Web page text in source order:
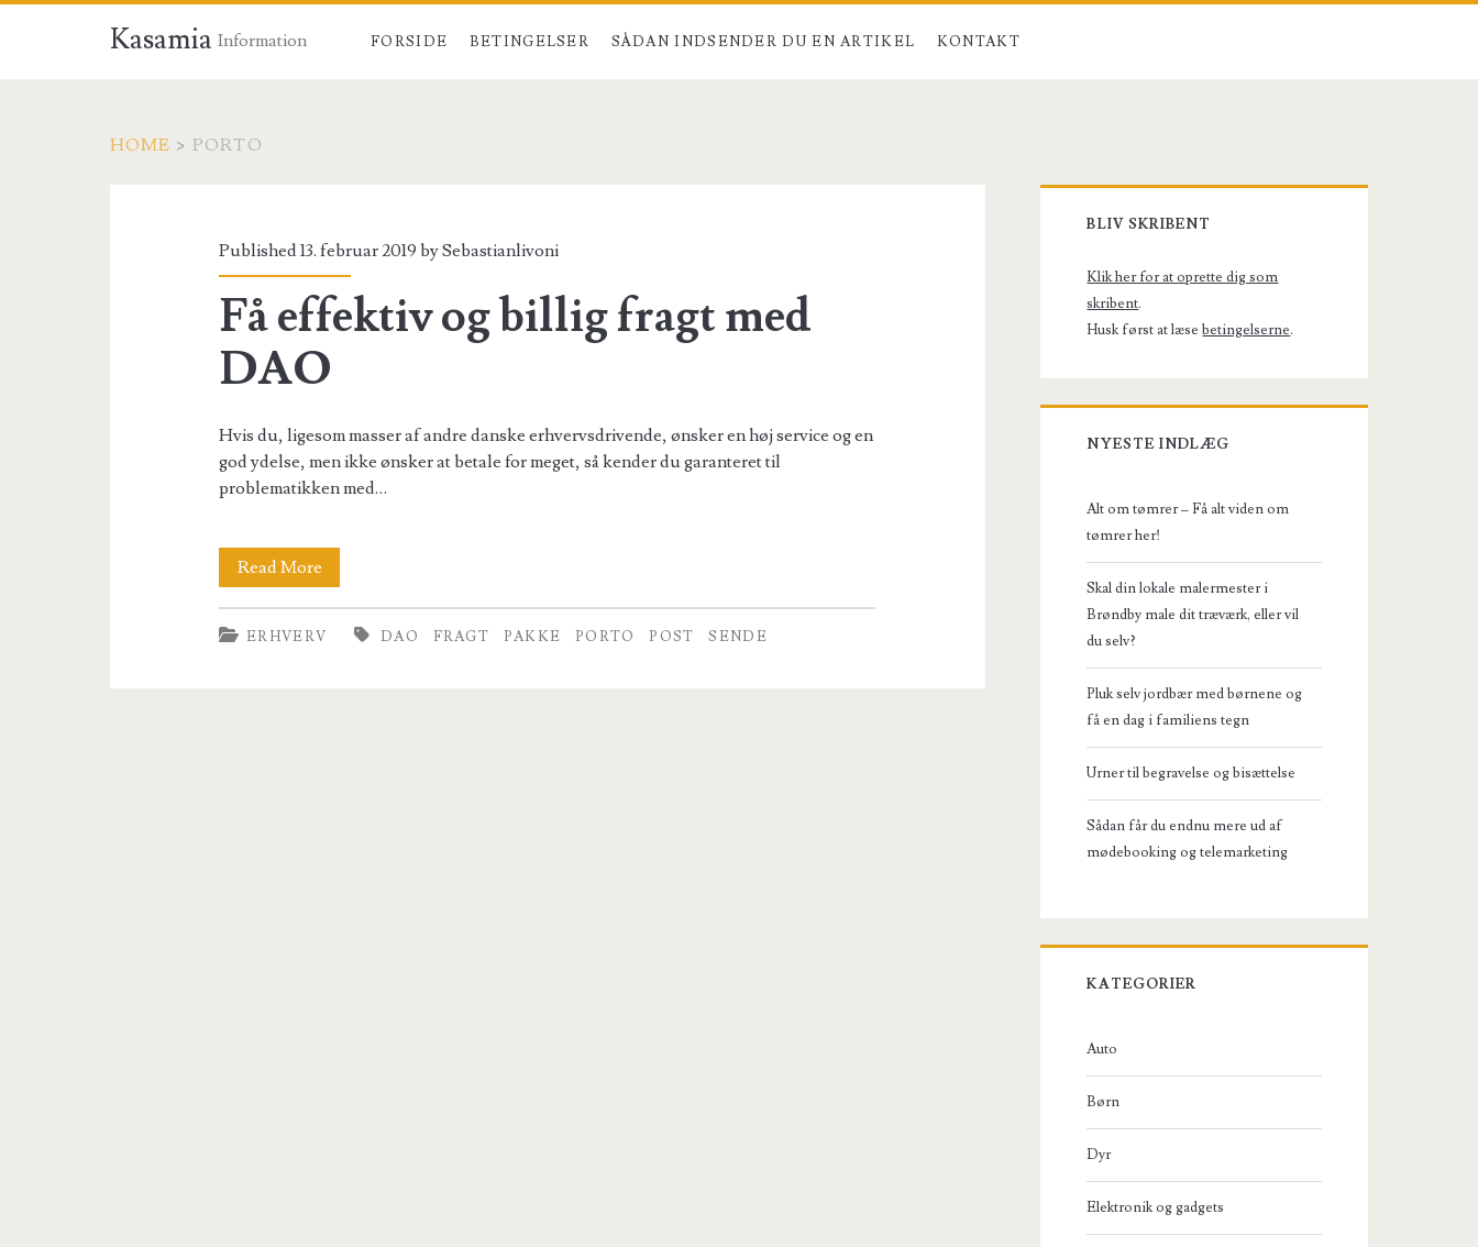
Kasamia Information FORSIDE BETINGELSER SÅDAN INDSENDER DU EN ARTIKEL KONTAKT
HOME > PORTO
<span>porto</span>
Published 13. februar 2019 bySebastianlivoni
Få effektiv og billig fragt med
DAO
Hvis du, ligesom masser af andre danske erhvervsdrivende, ønsker en høj service og en
god ydelse, men ikke ønsker at betale for meget, så kender du garanteret til
problematikken med…
Read MoreFå
effektiv
og
ERHVERV DAO FRAGT PAKKE PORTO POST SENDE
Primary
Sidebar
BLIV SKRIBENT
Klik her for at oprette dig som
skribent.
Husk først at læsebetingelserne.
NYESTE INDLÆG
Alt om tømrer – Få alt viden om
tømrer her!
Skal din lokale malermester i
Brøndby male dit træværk, eller vil
du selv?
Pluk selv jordbær med børnene og
få en dag i familiens tegn
Urner til begravelse og bisættelse
Sådan får du endnu mere ud af
mødebooking og telemarketing
KATEGORIER
Auto
Børn
Dyr
Elektronik og gadgets